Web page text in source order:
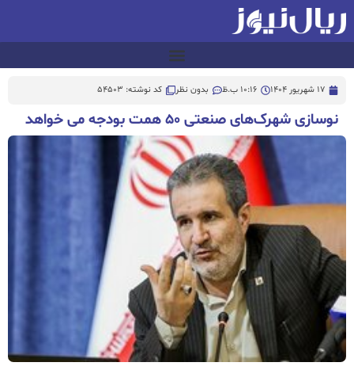
17 شهریور 1404 10:16 ب.ظ بدون نظر کد نوشته: 54503
نوسازی شهرک‌های صنعتی ۵۰ همت بودجه می خواهد